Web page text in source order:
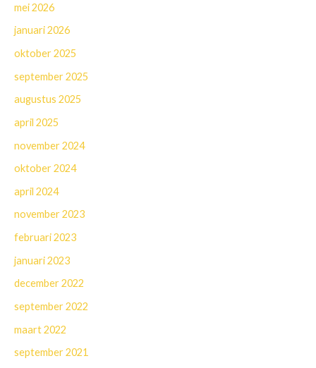
mei 2026
januari 2026
oktober 2025
september 2025
augustus 2025
april 2025
november 2024
oktober 2024
april 2024
november 2023
februari 2023
januari 2023
december 2022
september 2022
maart 2022
september 2021